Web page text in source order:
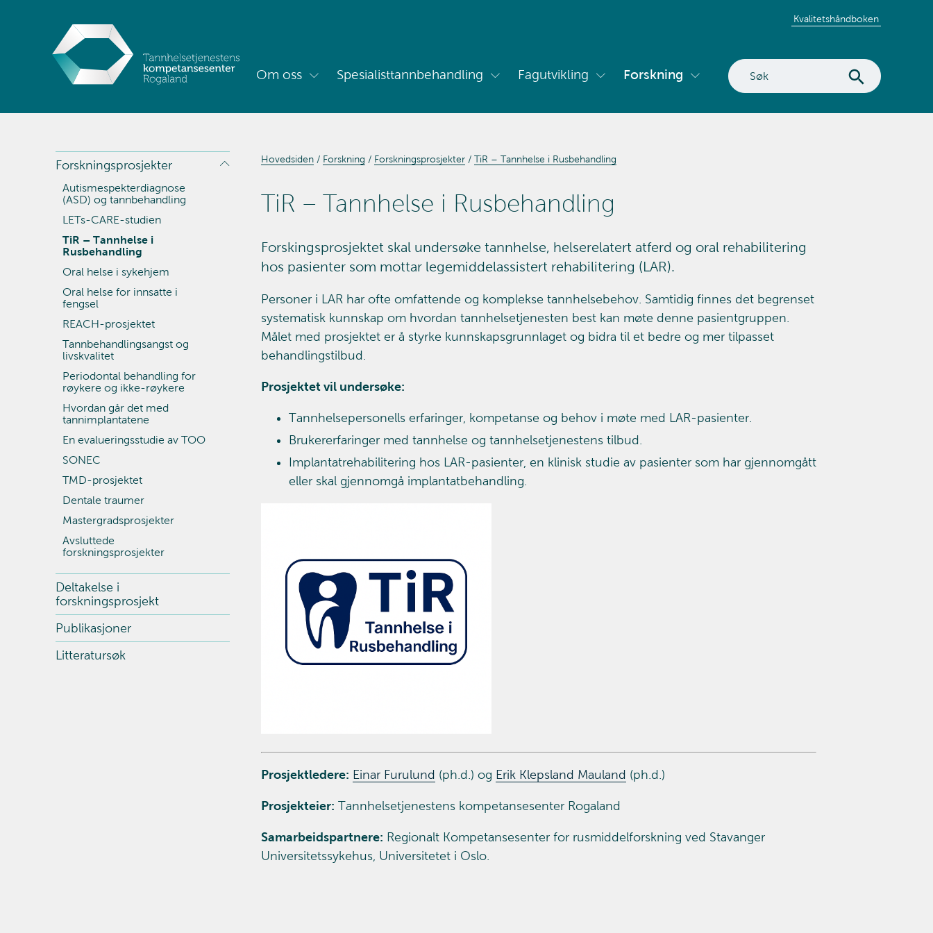
Kvalitetshåndboken
Søk
på
nettstedet
Om oss
Vis
Spesialisttannbehandling
Vis
Fagutvikling
Vis
Forskning
Vis
undermeny
Forskningsprosjekter
Autismespekterdiagnose
(ASD) og tannbehandling
LETs-CARE-studien
TiR – Tannhelse i
Rusbehandling
Oral helse i sykehjem
Oral helse for innsatte i
fengsel
REACH-prosjektet
Tannbehandlingsangst og
livskvalitet
Periodontal behandling for
røykere og ikke-røykere
Hvordan går det med
tannimplantatene
En evalueringsstudie av TOO
SONEC
TMD-prosjektet
Dentale traumer
Mastergradsprosjekter
Avsluttede
forskningsprosjekter
Deltakelse i
forskningsprosjekt
Publikasjoner
Litteratursøk
Hovedsiden Forskning Forskningsprosjekter TiR – Tannhelse i Rusbehandling
TiR – Tannhelse i Rusbehandling
Forskingsprosjektet skal undersøke tannhelse, helserelatert atferd og oral rehabilitering
hos pasienter som mottar legemiddelassistert rehabilitering (LAR).
Personer i LAR har ofte omfattende og komplekse tannhelsebehov. Samtidig finnes det begrenset
systematisk kunnskap om hvordan tannhelsetjenesten best kan møte denne pasientgruppen.
Målet med prosjektet er å styrke kunnskapsgrunnlaget og bidra til et bedre og mer tilpasset
behandlingstilbud.
Prosjektet vil undersøke:
Tannhelsepersonells erfaringer, kompetanse og behov i møte med LAR-pasienter.
Brukererfaringer med tannhelse og tannhelsetjenestens tilbud.
Implantatrehabilitering hos LAR-pasienter, en klinisk studie av pasienter som har gjennomgått
eller skal gjennomgå implantatbehandling.
Prosjektledere: Einar Furulund (ph.d.) og Erik Klepsland Mauland (ph.d.)
Prosjekteier: Tannhelsetjenestens kompetansesenter Rogaland
Samarbeidspartnere: Regionalt Kompetansesenter for rusmiddelforskning ved Stavanger
Universitetssykehus, Universitetet i Oslo.